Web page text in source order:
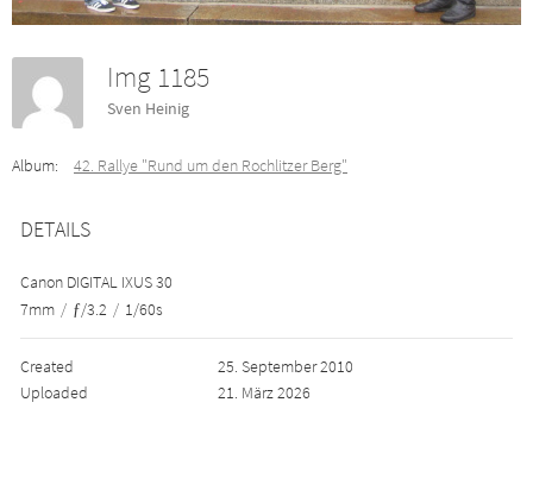
Img 1185
Sven Heinig
Album: 42. Rallye "Rund um den Rochlitzer Berg"
DETAILS
Canon DIGITAL IXUS 30
7mm / ƒ/3.2 / 1/60s
Created
25. September 2010
Uploaded
21. März 2026